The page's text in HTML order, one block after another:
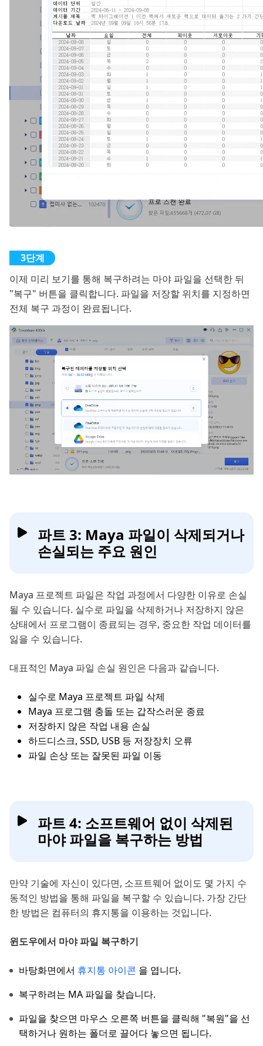
이제 미리 보기를 통해 복구하려는 마야 파일을 선택한 뒤
"복구" 버튼을 클릭합니다. 파일을 저장할 위치를 지정하면
전체 복구 과정이 완료됩니다.
파트 3: Maya 파일이 삭제되거나
손실되는 주요 원인
Maya 프로젝트 파일은 작업 과정에서 다양한 이유로 손실
될 수 있습니다. 실수로 파일을 삭제하거나 저장하지 않은
상태에서 프로그램이 종료되는 경우, 중요한 작업 데이터를
잃을 수 있습니다.
대표적인 Maya 파일 손실 원인은 다음과 같습니다.
실수로 Maya 프로젝트 파일 삭제
Maya 프로그램 충돌 또는 갑작스러운 종료
저장하지 않은 작업 내용 손실
하드디스크, SSD, USB 등 저장장치 오류
파일 손상 또는 잘못된 파일 이동
파트 4: 소프트웨어 없이 삭제된
마야 파일을 복구하는 방법
만약 기술에 자신이 있다면, 소프트웨어 없이도 몇 가지 수
동적인 방법을 통해 파일을 복구할 수 있습니다. 가장 간단
한 방법은 컴퓨터의 휴지통을 이용하는 것입니다.
윈도우에서 마야 파일 복구하기
바탕화면에서 휴지통 아이콘 을 엽니다.
복구하려는 MA 파일을 찾습니다.
파일을 찾으면 마우스 오른쪽 버튼을 클릭해 "복원"을 선
택하거나 원하는 폴더로 끌어다 놓으면 됩니다.